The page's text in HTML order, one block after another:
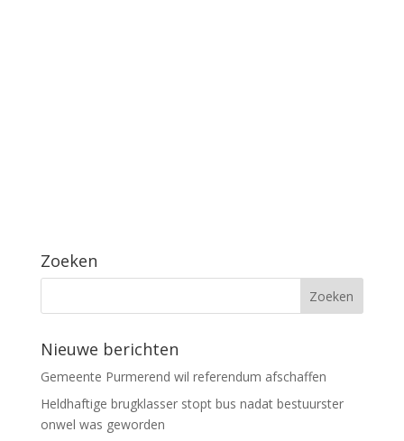
Zoeken
Nieuwe berichten
Gemeente Purmerend wil referendum afschaffen
Heldhaftige brugklasser stopt bus nadat bestuurster
onwel was geworden